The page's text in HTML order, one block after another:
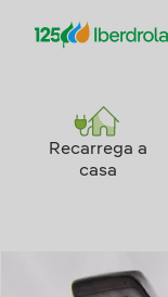
Recarrega a
casa